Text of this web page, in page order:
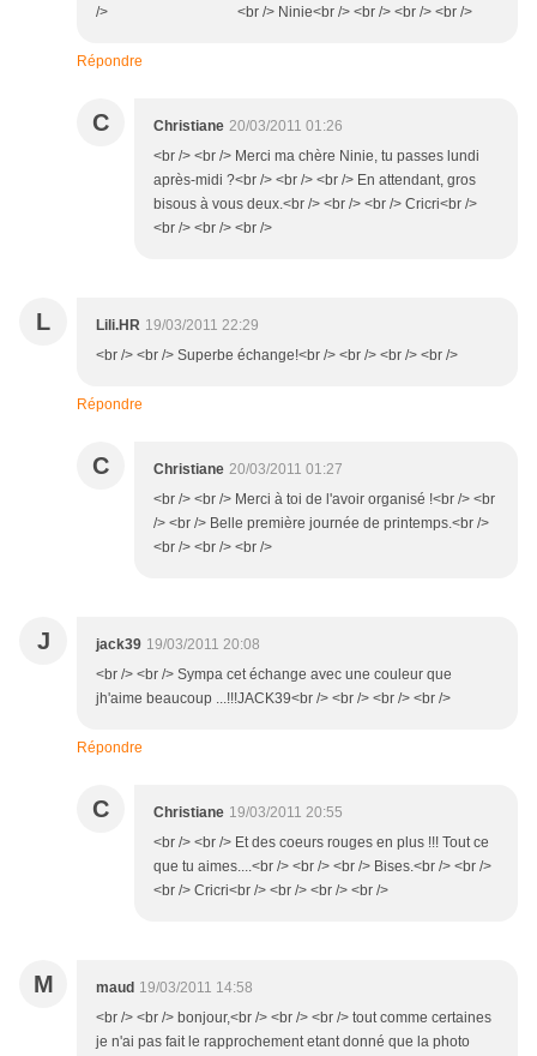
/> <br /> Ninie<br /> <br /> <br /> <br />
Répondre
C Christiane 20/03/2011 01:26
<br /> <br /> Merci ma chère Ninie, tu passes lundi
après-midi ?<br /> <br /> <br /> En attendant, gros
bisous à vous deux.<br /> <br /> <br /> Cricri<br />
<br /> <br /> <br />
L Lili.HR 19/03/2011 22:29
<br /> <br /> Superbe échange!<br /> <br /> <br /> <br />
Répondre
C Christiane 20/03/2011 01:27
<br /> <br /> Merci à toi de l'avoir organisé !<br /> <br
/> <br /> Belle première journée de printemps.<br />
<br /> <br /> <br />
J jack39 19/03/2011 20:08
<br /> <br /> Sympa cet échange avec une couleur que
jh'aime beaucoup ...!!!JACK39<br /> <br /> <br /> <br />
Répondre
C Christiane 19/03/2011 20:55
<br /> <br /> Et des coeurs rouges en plus !!! Tout ce
que tu aimes....<br /> <br /> <br /> Bises.<br /> <br />
<br /> Cricri<br /> <br /> <br /> <br />
M maud 19/03/2011 14:58
<br /> <br /> bonjour,<br /> <br /> <br /> tout comme certaines
je n'ai pas fait le rapprochement etant donné que la photo